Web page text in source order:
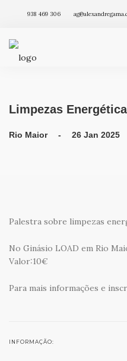
938 469 306
VÍDEOS
Limpezas
Rio Maior - 26 Jan 2025
Palestra sobre limpezas
No Ginásio LOAD em Rio
Valor:10€
Para mais informações e
INFORMAÇÃO: